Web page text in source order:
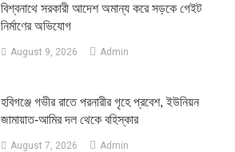
বিশ্বনাথে সরকারী আদেশ অমান্য করে সড়কে গেইট
নির্মাণের অভিযোগ
August 9, 2026 Admin
হবিগঞ্জে গভীর রাতে পরনারীর গৃহে প্রবেশ, ইউনিয়ন
জামায়াত-আমির দল থেকে বহিস্কার
August 7, 2026 Admin